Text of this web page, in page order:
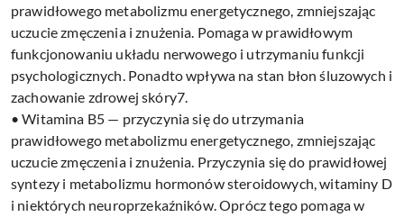
prawidłowego metabolizmu energetycznego, zmniejszając
uczucie zmęczenia i znużenia. Pomaga w prawidłowym
funkcjonowaniu układu nerwowego i utrzymaniu funkcji
psychologicznych. Ponadto wpływa na stan błon śluzowych i
zachowanie zdrowej skóry7.
• Witamina B5 — przyczynia się do utrzymania
prawidłowego metabolizmu energetycznego, zmniejszając
uczucie zmęczenia i znużenia. Przyczynia się do prawidłowej
syntezy i metabolizmu hormonów steroidowych, witaminy D
i niektórych neuroprzekaźników. Oprócz tego pomaga w